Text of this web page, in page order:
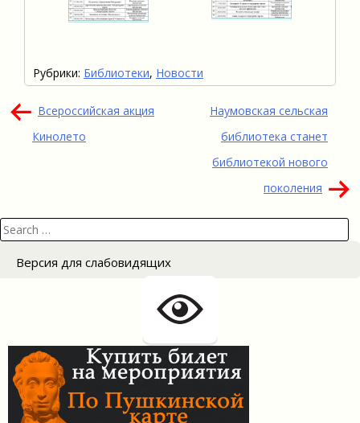
Рубрики: Библиотеки, Новости
Навигация
по
Всероссийская акция
Кинолето
Наумовская сельская
библиотека станет
библиотекой нового
поколения
Search
for:
Версия для слабовидящих